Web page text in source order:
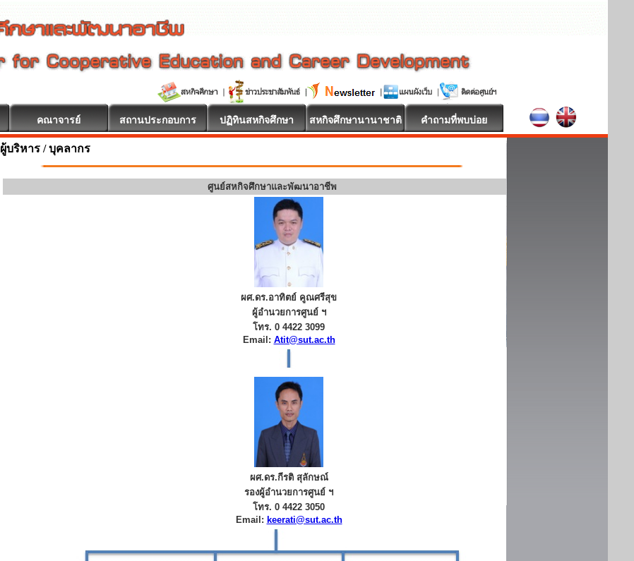
คณาจารย์ สถานประกอบการ ปฏิทินสหกิจศึกษา สหกิจศึกษานานาชาติ คำถามที่พบบ่อย
ผู้บริหาร / บุคลากร
ศูนย์สหกิจศึกษาและพัฒนาอาชีพ
ผศ.ดร.อาทิตย์ คูณศรีสุข
ผู้อำนวยการศูนย์ ฯ
โทร. 0 4422 3099
Email: Atit@sut.ac.th
ผศ.ดร.กีรติ สุลักษณ์
รองผู้อำนวยการศูนย์ ฯ
โทร. 0 4422 3050
Email: keerati@sut.ac.th